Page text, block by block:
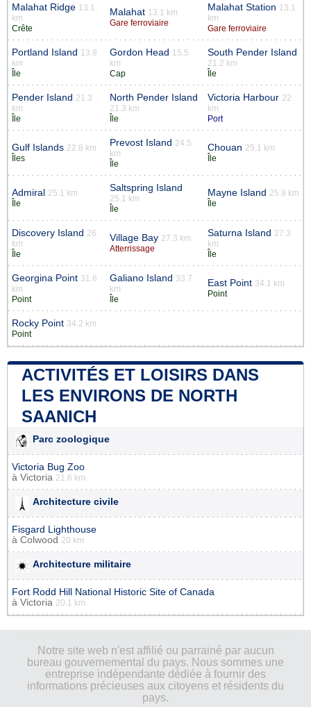
Malahat Ridge 13.1
km
Crête
Malahat 13.1 km
Gare ferroviaire
Malahat Station 13.1
km
Gare ferroviaire
Portland Island 13.8
km
Île
Gordon Head 15.5
km
Cap
South Pender Island
21.2 km
Île
Pender Island 21.3
km
Île
North Pender Island
21.3 km
Île
Victoria Harbour 22
km
Port
Gulf Islands 22.8 km
Îles
Prevost Island 24.5
km
Île
Chouan 25.1 km
Île
Admiral 25.1 km
Île
Saltspring Island
25.1 km
Île
Mayne Island 25.9 km
Île
Discovery Island 26
km
Île
Village Bay 27.3 km
Atterrissage
Saturna Island 27.3
km
Île
Georgina Point 31.6
km
Point
Galiano Island 33.7
km
Île
East Point 34.1 km
Point
Rocky Point 34.2 km
Point
ACTIVITÉS ET LOISIRS DANS
LES ENVIRONS DE NORTH
SAANICH
Parc zoologique
Victoria Bug Zoo
à Victoria 21.6 km
Architecture civile
Fisgard Lighthouse
à Colwood 20 km
Architecture militaire
Fort Rodd Hill National Historic Site of Canada
à Victoria 20.1 km
Notre site web n'est affilié ou parrainé par aucun
bureau gouvernemental du pays. Nous sommes une
entreprise indépendante dédiée à fournir des
informations précieuses aux citoyens et résidents du
pays.